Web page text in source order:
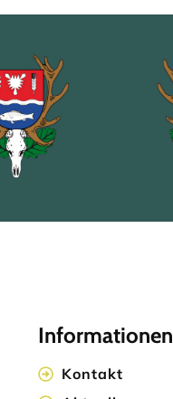
Informationen
Kontakt